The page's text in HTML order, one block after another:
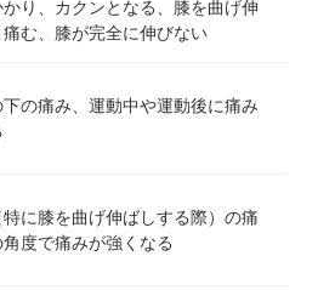
り、カクンとなる、膝を曲げ伸
む、膝が完全に伸びない
の痛み、運動中や運動後に痛み
に膝を曲げ伸ばしする際）の痛
度で痛みが強くなる